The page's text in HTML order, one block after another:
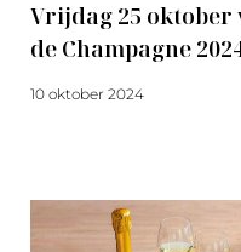
Vrijdag 25 oktober
de Champagne
10 oktober 2024